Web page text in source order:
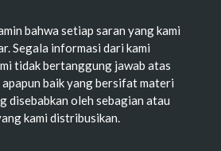
bahwa setiap saran yang kami
Segala informasi dari kami
tidak bertanggung jawab atas
baik yang bersifat materi
disebabkan oleh sebagian atau
kami distribusikan.